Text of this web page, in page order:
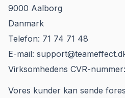
9000 Aalborg
Danmark
Telefon: 71 74 71 48
E-mail:
Virksomhedens CVR-
Vores kunder kan sende